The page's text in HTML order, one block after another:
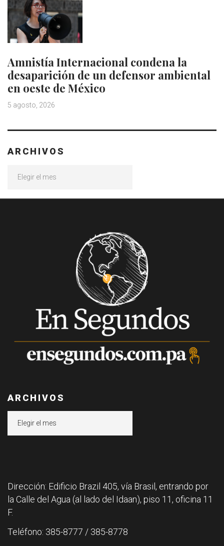
Amnistía Internacional condena la
desaparición de un defensor ambiental
en oeste de México
5 agosto, 2026
ARCHIVOS
ARCHIVOS
Dirección: Edificio Brazil 405, vía Brasil, entrando por
la Calle del Agua (al lado del Idaan), piso 11, oficina 11
F.
Teléfono: 385-8777 / 385-8778